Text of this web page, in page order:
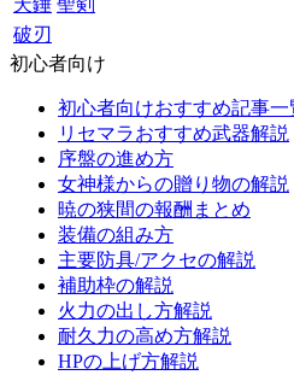
天錘 聖剣
破刃
初心者向け
初心者向けおすすめ記事一
リセマラおすすめ武器解説
序盤の進め方
女神様からの贈り物の解説
暁の狭間の報酬まとめ
装備の組み方
主要防具/アクセの解説
補助枠の解説
火力の出し方解説
耐久力の高め方解説
HPの上げ方解説